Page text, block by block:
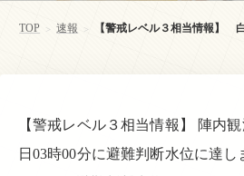
TOP > 速報 > 【警戒レベル３相当情報】
【警戒レベル３相当情報】 陣内
日03時00分に避難判断水位に達